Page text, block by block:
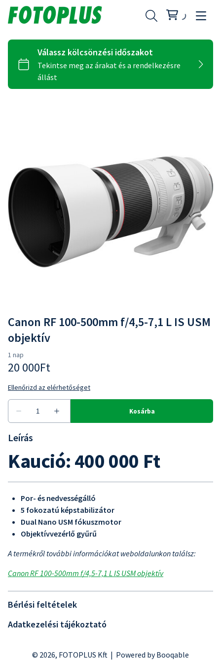
Canon RF 100-500mm f/4,5-7,1 L IS USM
objektív
Leírás
Kaució: 400 000 Ft
Por- és nedvességálló
5 fokozatú képstabilizátor
Dual Nano USM fókuszmotor
Objektívvezérlő gyűrű
A termékről további információkat weboldalunkon találsz:
Canon RF 100-500mm f/4,5-7,1 L IS USM objektív
Bérlési feltételek
Adatkezelési tájékoztató
© 2026, FOTOPLUS Kft | Powered by Booqable